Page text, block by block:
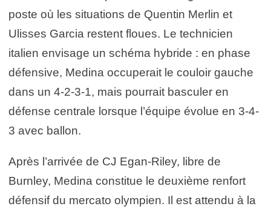
poste où les situations de Quentin Merlin et
Ulisses Garcia restent floues. Le technicien
italien envisage un schéma hybride : en phase
défensive, Medina occuperait le couloir gauche
dans un 4-2-3-1, mais pourrait basculer en
défense centrale lorsque l’équipe évolue en 3-4-
3 avec ballon.
Après l’arrivée de CJ Egan-Riley, libre de
Burnley, Medina constitue le deuxième renfort
défensif du mercato olympien. Il est attendu à la